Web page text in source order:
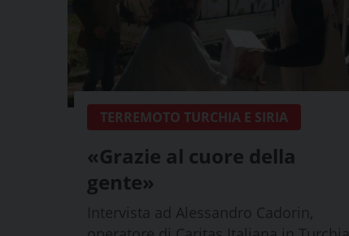
TERREMOTO TURCHIA E SIRIA
«Grazie al cuore della
gente»
Intervista ad Alessandro Cadorin,